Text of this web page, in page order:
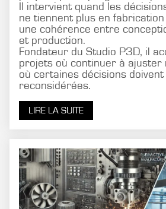
Il intervient quand les
ne tiennent plus en
une cohérence entre
et production.
Fondateur du Studio P3D, il
projets où continuer à ajuster
où certaines décisions
reconsidérées.
LIRE LA SUITE